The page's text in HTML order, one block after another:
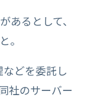
あるとして、
。
どを委託し
社のサーバー